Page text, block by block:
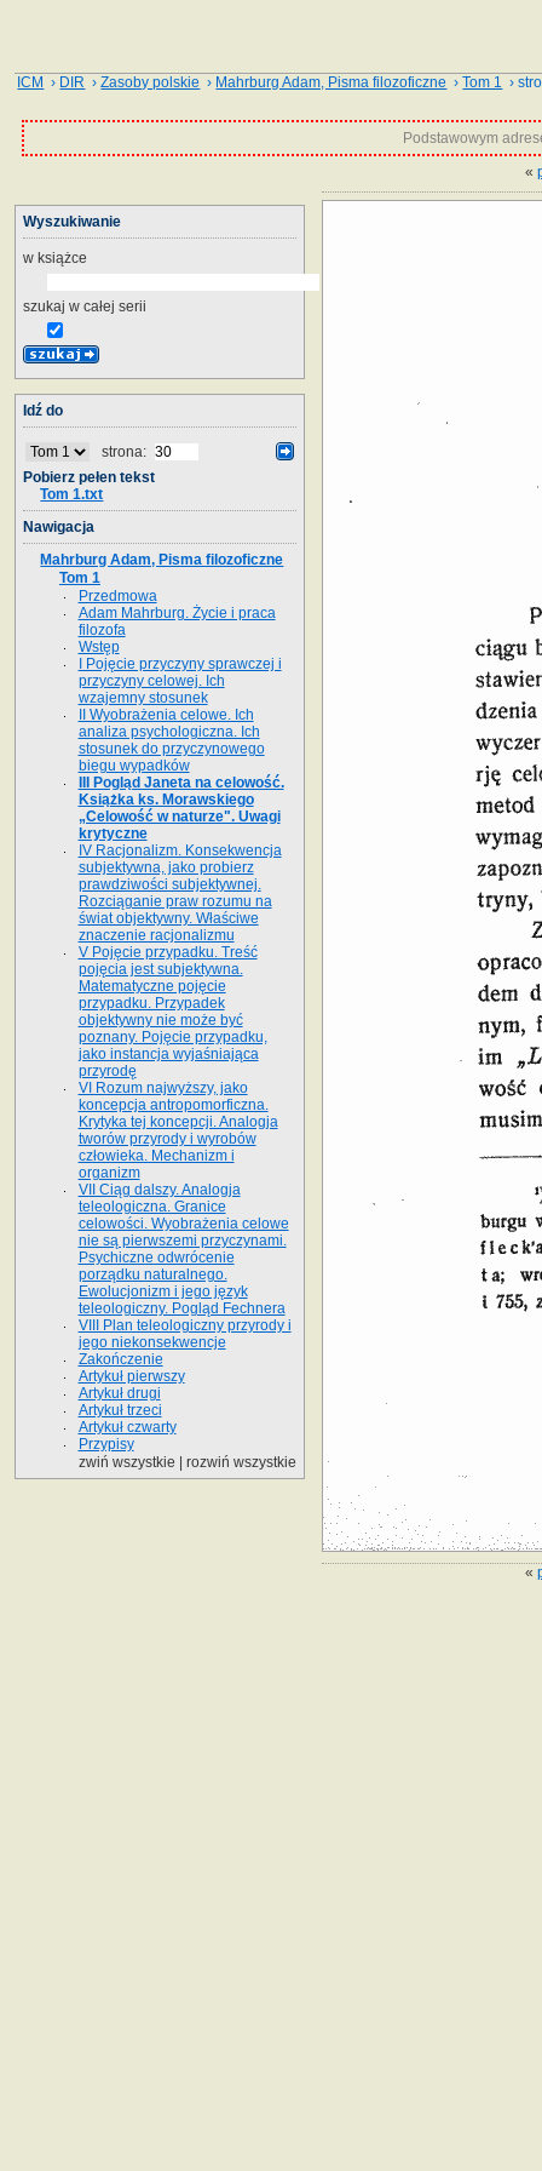
ICM › DIR ›Zasoby polskie › Mahrburg Adam, Pisma filozoficzne ›Tom 1 ›
Podstawowym
«
«
Wyszukiwanie
w książce
szukaj w całej serii
Idź do
strona:
Pobierz pełen tekst
Tom 1.txt
Nawigacja
Mahrburg Adam, Pisma filozoficzne
Tom 1
Przedmowa
Adam Mahrburg. Życie i praca
filozofa
Wstęp
I Pojęcie przyczyny sprawczej i
przyczyny celowej. Ich
wzajemny stosunek
II Wyobrażenia celowe. Ich
analiza psychologiczna. Ich
stosunek do przyczynowego
biegu wypadków
III Pogląd Janeta na celowość.
Książka ks. Morawskiego
„Celowość w naturze". Uwagi
krytyczne
IV Racjonalizm. Konsekwencja
subjektywna, jako probierz
prawdziwości subjektywnej.
Rozciąganie praw rozumu na
świat objektywny. Właściwe
znaczenie racjonalizmu
V Pojęcie przypadku. Treść
pojęcia jest subjektywna.
Matematyczne pojęcie
przypadku. Przypadek
objektywny nie może być
poznany. Pojęcie przypadku,
jako instancja wyjaśniająca
przyrodę
VI Rozum najwyższy, jako
koncepcja antropomorficzna.
Krytyka tej koncepcji. Analogja
tworów przyrody i wyrobów
człowieka. Mechanizm i
organizm
VII Ciąg dalszy. Analogja
teleologiczna. Granice
celowości. Wyobrażenia celowe
nie są pierwszemi przyczynami.
Psychiczne odwrócenie
porządku naturalnego.
Ewolucjonizm i jego język
teleologiczny. Pogląd Fechnera
VIII Plan teleologiczny przyrody i
jego niekonsekwencje
Zakończenie
Artykuł pierwszy
Artykuł drugi
Artykuł trzeci
Artykuł czwarty
Przypisy
zwiń wszystkie
rozwiń wszystkie